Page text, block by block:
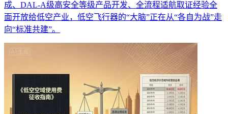
成、DAL-A级高安全等级产品开发、全流程适航取证经验全
面开放给低空产业，低空飞行器的“大脑”正在从“各自为战”走
向“标准共建”。